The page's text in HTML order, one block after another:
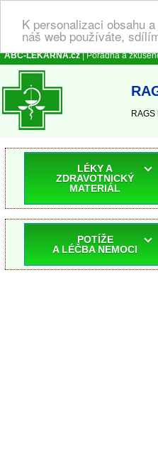
K personalizaci obsahu
náš web používáte,
ABC-LEKARNA.cz| Poradna a
LÉKY A
ZDRAVOTNICKÝ
MATERIÁL
POTÍŽE
A LÉČBA NEMOCI